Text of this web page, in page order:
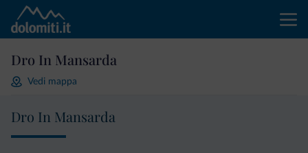
Dro In Mansarda
Vedi mappa
Dro In Mansarda